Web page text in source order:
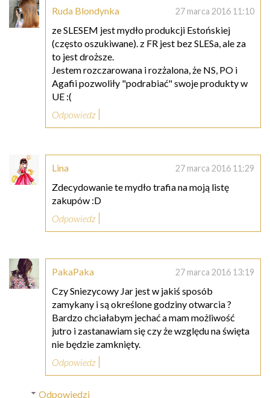
Ruda Blondynka 27 marca 2016 11:10
ze SLESEM jest mydło produkcji Estońskiej
(często oszukiwane). z FR jest bez SLESa, ale za
to jest droższe.
Jestem rozczarowana i rozżalona, że NS, PO i
Agafii pozwoliły "podrabiać" swoje produkty w
UE :(
Odpowiedz
Lina 27 marca 2016 11:29
Zdecydowanie te mydło trafia na moją listę
zakupów :D
Odpowiedz
PakaPaka 27 marca 2016 13:19
Czy Sniezycowy Jar jest w jakiś sposób
zamykany i są określone godziny otwarcia ?
Bardzo chciałabym jechać a mam możliwość
jutro i zastanawiam się czy że względu na święta
nie będzie zamknięty.
Odpowiedz
Odpowiedzi